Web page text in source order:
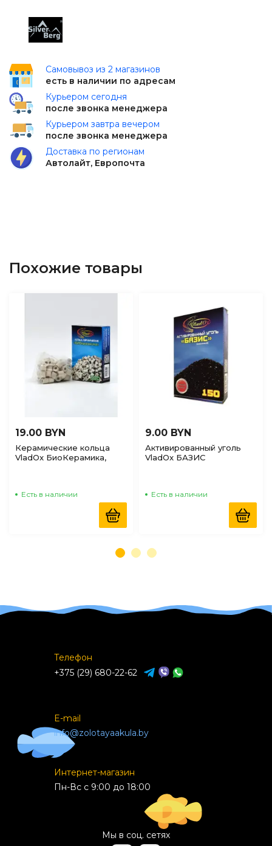
Самовывоз из 2 магазинов
есть в наличии по адресам
Курьером сегодня
после звонка менеджера
Курьером завтра вечером
после звонка менеджера
Доставка по регионам
Автолайт, Европочта
Похожие товары
19.00 BYN
Керамические кольца
VladOx БиоКерамика,
Есть в наличии
9.00 BYN
Активированный уголь
VladOx БАЗИС
Есть в наличии
Телефон
+375 (29) 680-22-62
E-mail
info@zolotayaakula.by
Интернет-магазин
Пн-Вс с 9:00 до 18:00
Мы в соц. сетях